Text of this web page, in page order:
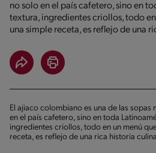
no solo en el país cafetero, sino en
textura, ingredientes criollos, todo
una simple receta, es reflejo de una
El ajiaco colombiano es una de las sopas
en el país cafetero, sino en toda
ingredientes criollos, todo en un menú
receta, es reflejo de una rica historia